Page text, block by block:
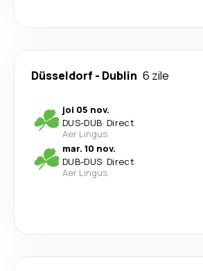
Düsseldorf - Dublin 6 zile
joi 05 nov.
DUS-DUB· Direct
Aer Lingus
mar. 10 nov.
DUB-DUS· Direct
Aer Lingus